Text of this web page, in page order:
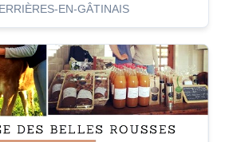
EN-GÂTINAIS